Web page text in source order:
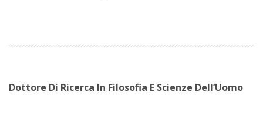
Dottore Di Ricerca In Filosofia E Scienze Dell’Uomo